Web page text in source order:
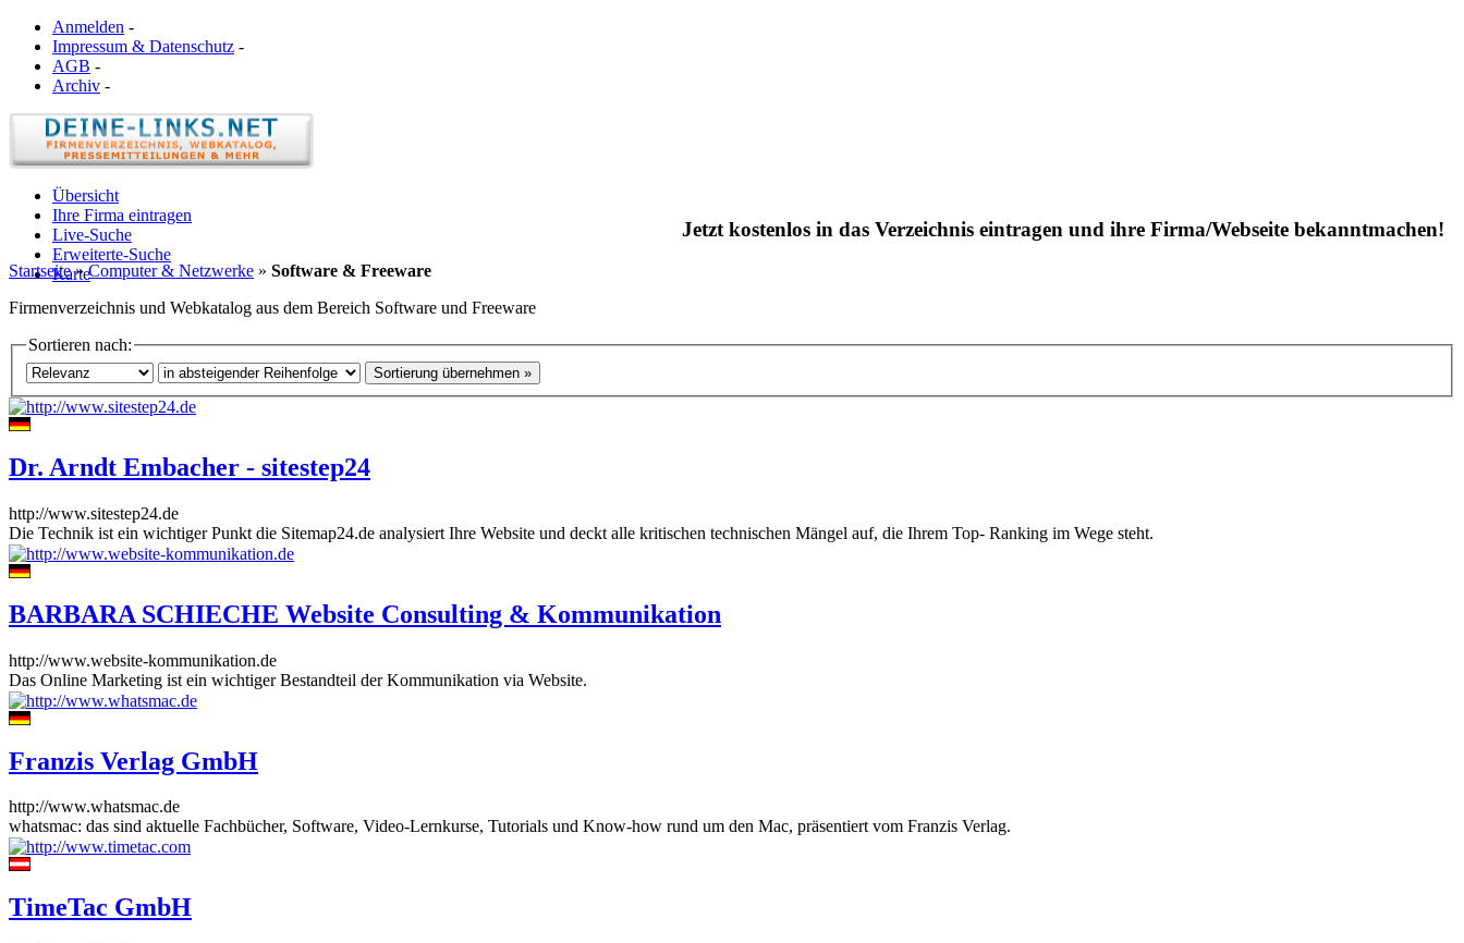
Anmelden -
Impressum & Datenschutz -
AGB -
Archiv -
Übersicht
Ihre Firma eintragen
Live-Suche
Erweiterte-Suche
Karte
Jetzt kostenlos in das Verzeichnis eintragen und ihre Firma/Webseite bekanntmachen!
Startseite»Computer & Netzwerke » Software & Freeware
Firmenverzeichnis und Webkatalog aus dem Bereich Software und Freeware
Sortieren nach:
Dr. Arndt Embacher - sitestep24
http://www.sitestep24.de
Die Technik ist ein wichtiger Punkt die Sitemap24.de analysiert Ihre Website und deckt alle kritischen technischen Mängel auf, die Ihrem Top- Ranking im Wege steht.
BARBARA SCHIECHE Website Consulting & Kommunikation
http://www.website-kommunikation.de
Das Online Marketing ist ein wichtiger Bestandteil der Kommunikation via Website.
Franzis Verlag GmbH
http://www.whatsmac.de
whatsmac: das sind aktuelle Fachbücher, Software, Video-Lernkurse, Tutorials und Know-how rund um den Mac, präsentiert vom Franzis Verlag.
TimeTac GmbH